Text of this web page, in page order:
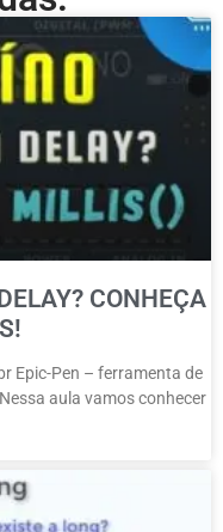
CONHEÇA
Epic-Pen – ferramenta de
aula vamos conhecer